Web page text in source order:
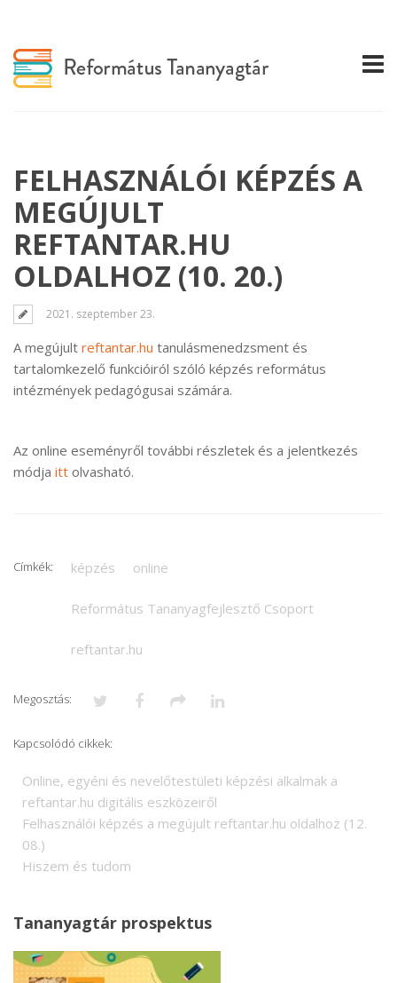
FELHASZNÁLÓI KÉPZÉS A
MEGÚJULT
REFTANTAR.HU
OLDALHOZ (10. 20.)
2021. szeptember 23.
A megújult reftantar.hu tanulásmenedzsment és
tartalomkezelő funkcióiról szóló képzés református
intézmények pedagógusai számára.
Az online eseményről további részletek és a jelentkezés
módja itt olvasható.
Címkék: képzés online
Református Tananyagfejlesztő Csoport
reftantar.hu
Megosztás:
Kapcsolódó cikkek:
Online, egyéni és nevelőtestületi képzési alkalmak a
reftantar.hu digitális eszközeiről
Felhasználói képzés a megújult reftantar.hu oldalhoz (12.
08.)
Hiszem és tudom
Tananyagtár prospektus